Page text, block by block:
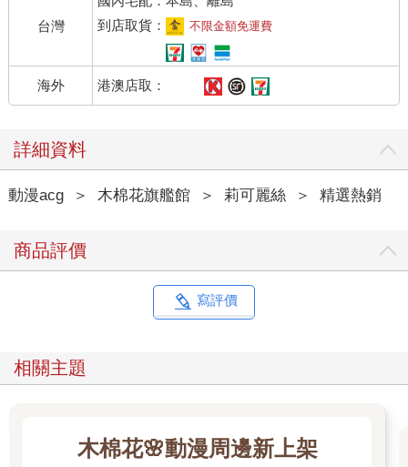
台灣
到店取貨：
不限金額免運費
海外 港澳店取：
詳細資料
動漫acg ＞ 木棉花旗艦館 ＞ 莉可麗絲 ＞ 精選熱銷
商品評價
寫評價
相關主題
木棉花🌸動漫周邊新上架